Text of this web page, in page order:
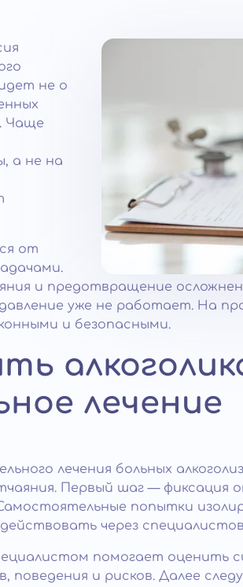
не о
Чаще
а не на
от
и предотвращение
уже не работает. На
и безопасными.
лечение
лечения больных
Первый шаг — фиксация
попытки
через
помогает оценить
и рисков. Далее